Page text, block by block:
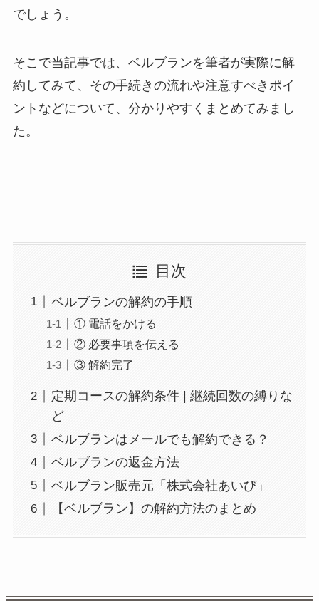
でしょう。
そこで当記事では、ベルブランを筆者が実際に解
約してみて、その手続きの流れや注意すべきポイ
ントなどについて、分かりやすくまとめてみまし
た。
目次
ベルブランの解約の手順
① 電話をかける
② 必要事項を伝える
③ 解約完了
定期コースの解約条件 | 継続回数の縛りな
ど
ベルブランはメールでも解約できる？
ベルブランの返金方法
ベルブラン販売元「株式会社あいび」
【ベルブラン】の解約方法のまとめ